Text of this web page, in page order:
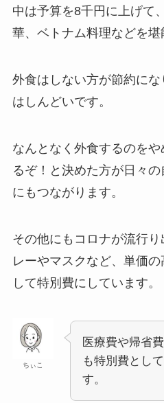
中は予算を8千円に上げて
華、ベトナム料理などを
外食はしない方が節約に
はしんどいです。
なんとなく外食するのを
るぞ！と決めた方が日々
にもつながります。
その他にもコロナが流行
レーやマスクなど、単価
して特別費にしています。
ちぃこ
医療費や帰省
も特別費とし
す。